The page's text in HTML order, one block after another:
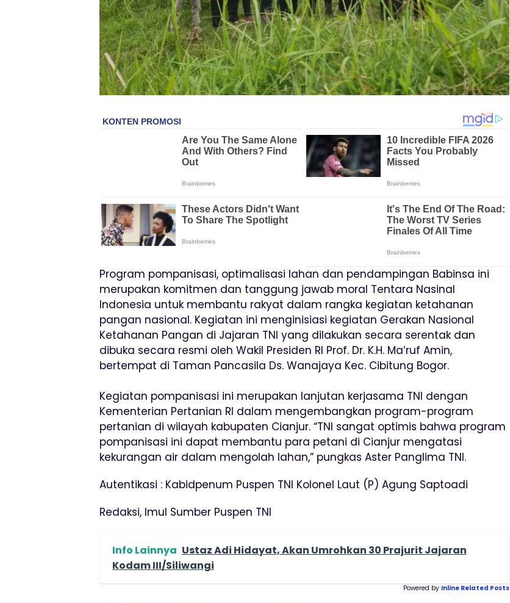
Program pompanisasi, optimalisasi lahan dan pendampingan Babinsa ini
merupakan komitmen dan tanggung jawab moral Tentara Nasinal
Indonesia untuk membantu rakyat dalam rangka kegiatan ketahanan
pangan nasional. Kegiatan ini menginisiasi kegiatan Gerakan Nasional
Ketahanan Pangan di Jajaran TNI yang dilakukan secara serentak dan
dibuka secara resmi oleh Wakil Presiden RI Prof. Dr. K.H. Ma’ruf Amin,
bertempat di Taman Pancasila Ds. Wanajaya Kec. Cibitung Bogor.
Kegiatan pompanisasi ini merupakan lanjutan kerjasama TNI dengan
Kementerian Pertanian RI dalam mengembangkan program-program
pertanian di wilayah kabupaten Cianjur. “TNI sangat optimis bahwa program
pompanisasi ini dapat membantu para petani di Cianjur mengatasi
kekurangan air dalam mengolah lahan,” pungkas Aster Panglima TNI.
Autentikasi : Kabidpenum Puspen TNI Kolonel Laut (P) Agung Saptoadi
Redaksi, Imul Sumber Puspen TNI
Info Lainnya Ustaz Adi Hidayat, Akan Umrohkan 30 Prajurit Jajaran
Kodam III/Siliwangi
Powered by Inline Related Posts